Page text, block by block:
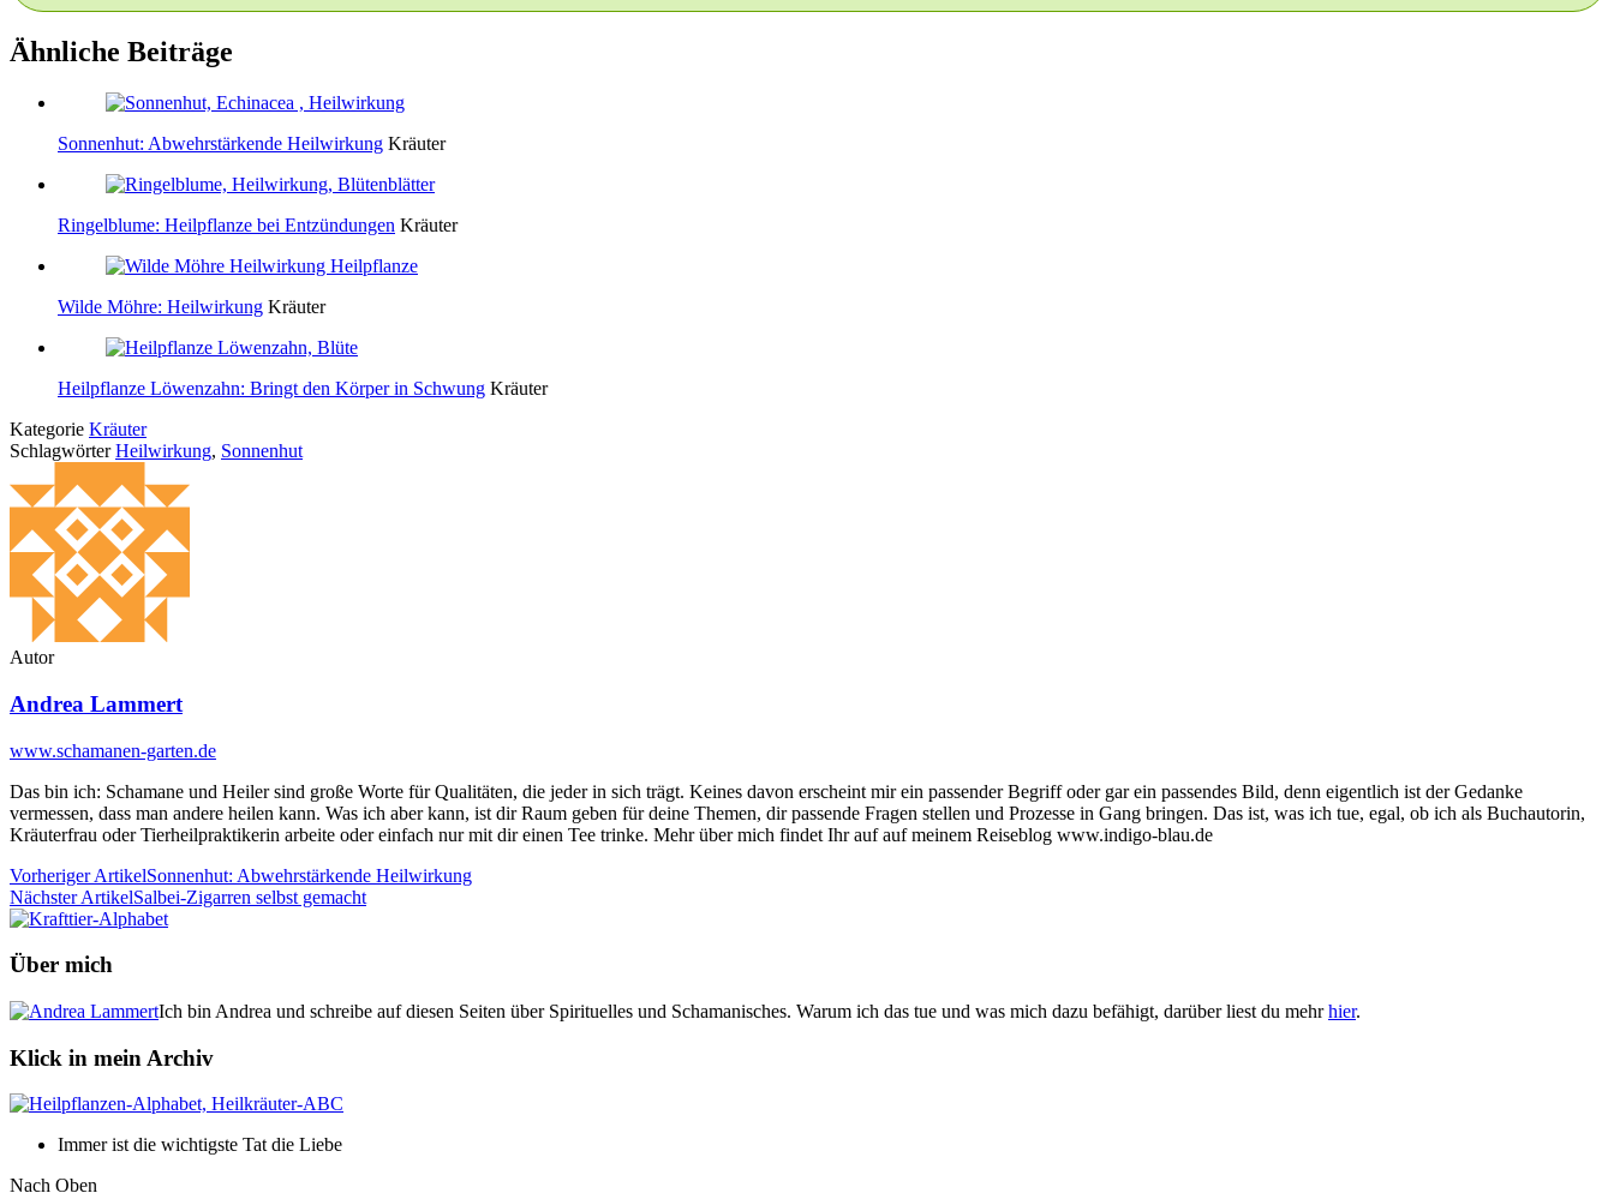
Ähnliche Beiträge
Sonnenhut: Abwehrstärkende Heilwirkung Kräuter
Ringelblume: Heilpflanze bei Entzündungen Kräuter
Wilde Möhre: Heilwirkung Kräuter
Heilpflanze Löwenzahn: Bringt den Körper in Schwung Kräuter
Kategorie Kräuter
SchlagwörterHeilwirkung, Sonnenhut
Autor
Andrea Lammert
www.schamanen-garten.de
Das bin ich: Schamane und Heiler sind große Worte für Qualitäten, die jeder in sich trägt. Keines davon erscheint mir ein passender Begriff oder gar ein passendes Bild, denn eigentlich ist der Gedanke
vermessen, dass man andere heilen kann. Was ich aber kann, ist dir Raum geben für deine Themen, dir passende Fragen stellen und Prozesse in Gang bringen. Das ist, was ich tue, egal, ob ich als Buchautorin,
Kräuterfrau oder Tierheilpraktikerin arbeite oder einfach nur mit dir einen Tee trinke. Mehr über mich findet Ihr auf auf meinem Reiseblog www.indigo-blau.de
Vorheriger ArtikelSonnenhut: Abwehrstärkende Heilwirkung
Nächster ArtikelSalbei-Zigarren selbst gemacht
Über mich
Ich bin Andrea und schreibe auf diesen Seiten über Spirituelles und Schamanisches. Warum ich das tue und was mich dazu befähigt, darüber liest du mehrhier.
Klick in mein Archiv
Immer ist die wichtigste Tat die Liebe
Nach Oben